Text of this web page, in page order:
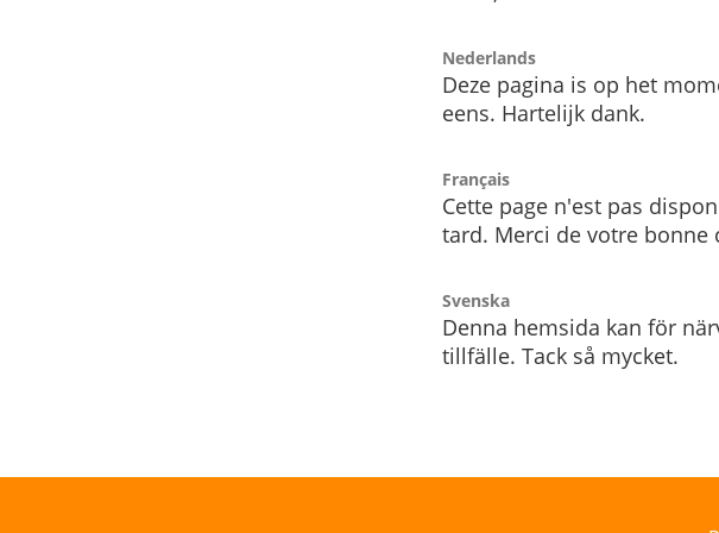
Nederlands
Deze pagina is op het
eens. Hartelijk dank.
Français
Cette page n'est pas
tard. Merci de votre bonne
Svenska
Denna hemsida kan för
tillfälle. Tack så mycket.